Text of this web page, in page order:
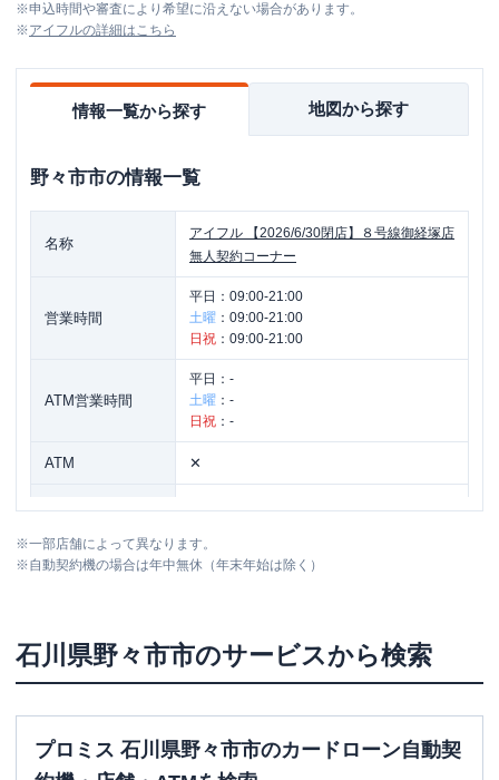
※申込時間や審査により希望に沿えない場合があります。
※アイフルの詳細はこちら
情報一覧から探す 地図から探す
野々市市の情報一覧
名称
アイフル
【2026/6/30閉店】８号線御経塚店
無人契約コーナー
営業時間
平日： 09:00-21:00
土曜 ： 09:00-21:00
日祝 ： 09:00-21:00
ATM営業時間
平日： -
土曜 ： -
日祝 ： -
ATM ✕
住所 石川県野々市市御経塚２－６
日祝：09:00-21:00
平日： -
※一部店舗によって異なります。
※自動契約機の場合は年中無休（年末年始は除く）
石川県野々市市のサービスから検索
プロミス 石川県野々市市のカードローン自動契